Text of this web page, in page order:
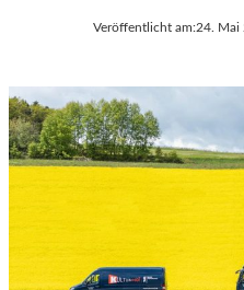
Veröffentlicht am:24. Mai